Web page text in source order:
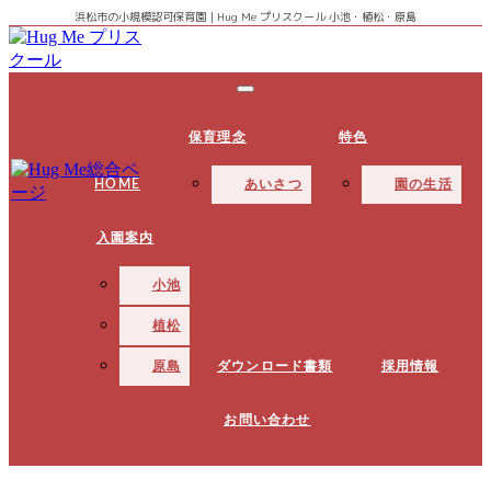
浜松市の小規模認可保育園｜Hug Me プリスクール 小池・植松・原島
Hug Me プリスクール｜浜松
の小規模認可保育園
0〜2歳児までを対象にし一人ひとりに向き合い、成長に合わ
HOME
保育理念
あいさつ
特色
園の生活
入園案内
小池
植松
原島 ダウンロード書類 採用情報
お問い合わせ